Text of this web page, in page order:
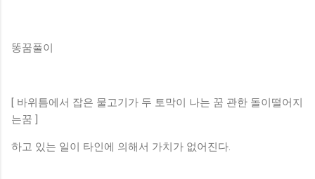
똥꿈풀이
[ 바위틈에서 잡은 물고기가 두 토막이 나는 꿈 관한 돌이떨어지
는꿈 ]
하고 있는 일이 타인에 의해서 가치가 없어진다.